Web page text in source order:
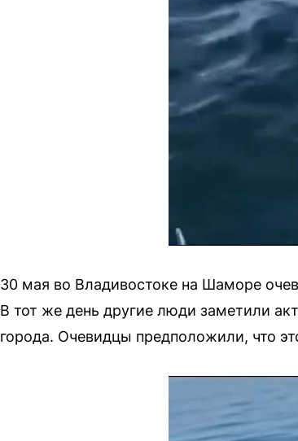
30 мая во Владивостоке на Шаморе
В тот же день другие люди заметили
города. Очевидцы предположили, что